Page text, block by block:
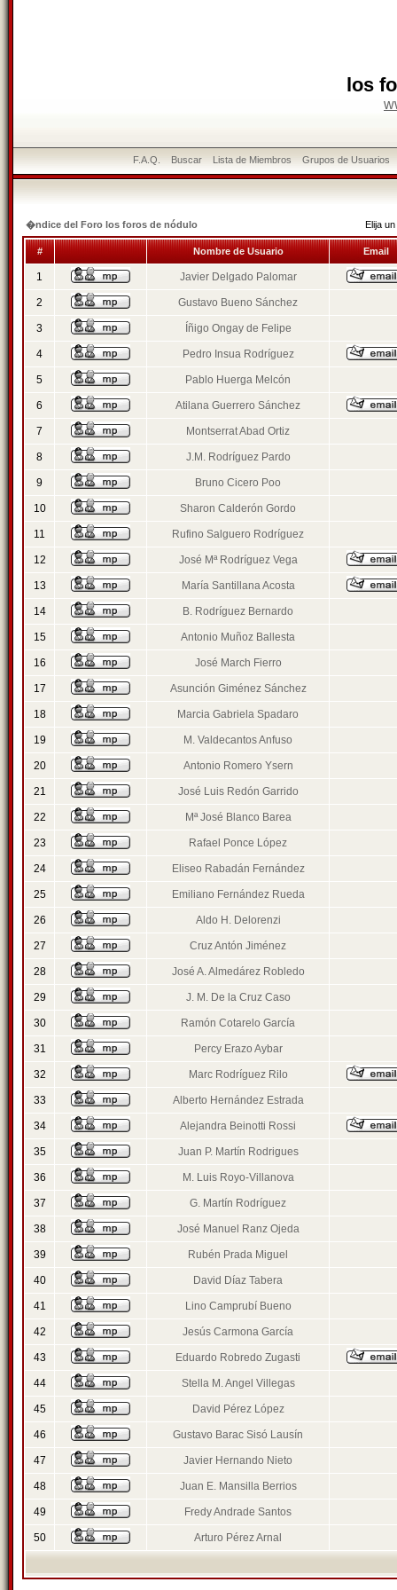
los
F.A.Q. Buscar Lista de Miembros Grupos de Usuarios
�ndice del Foro los foros de nódulo Elija
# Nombre de Usuario Email
1 Javier Delgado Palomar
2 Gustavo Bueno Sánchez
3 Íñigo Ongay de Felipe
4 Pedro Insua Rodríguez
5 Pablo Huerga Melcón
6 Atilana Guerrero Sánchez
7 Montserrat Abad Ortiz
8 J.M. Rodríguez Pardo
9 Bruno Cicero Poo
10 Sharon Calderón Gordo
11 Rufino Salguero Rodríguez
12 José Mª Rodríguez Vega
13 María Santillana Acosta
14 B. Rodríguez Bernardo
15 Antonio Muñoz Ballesta
16 José March Fierro
17 Asunción Giménez Sánchez
18 Marcia Gabriela Spadaro
19 M. Valdecantos Anfuso
20 Antonio Romero Ysern
21 José Luis Redón Garrido
22 Mª José Blanco Barea
23 Rafael Ponce López
24 Eliseo Rabadán Fernández
25 Emiliano Fernández Rueda
26 Aldo H. Delorenzi
27 Cruz Antón Jiménez
28 José A. Almedárez Robledo
29 J. M. De la Cruz Caso
30 Ramón Cotarelo García
31 Percy Erazo Aybar
32 Marc Rodríguez Rilo
33 Alberto Hernández Estrada
34 Alejandra Beinotti Rossi
35 Juan P. Martín Rodrigues
36 M. Luis Royo-Villanova
37 G. Martín Rodríguez
38 José Manuel Ranz Ojeda
39 Rubén Prada Miguel
40 David Díaz Tabera
41 Lino Camprubí Bueno
42 Jesús Carmona García
43 Eduardo Robredo Zugasti
44 Stella M. Angel Villegas
45 David Pérez López
46 Gustavo Barac Sisó Lausín
47 Javier Hernando Nieto
48 Juan E. Mansilla Berrios
49 Fredy Andrade Santos
50 Arturo Pérez Arnal